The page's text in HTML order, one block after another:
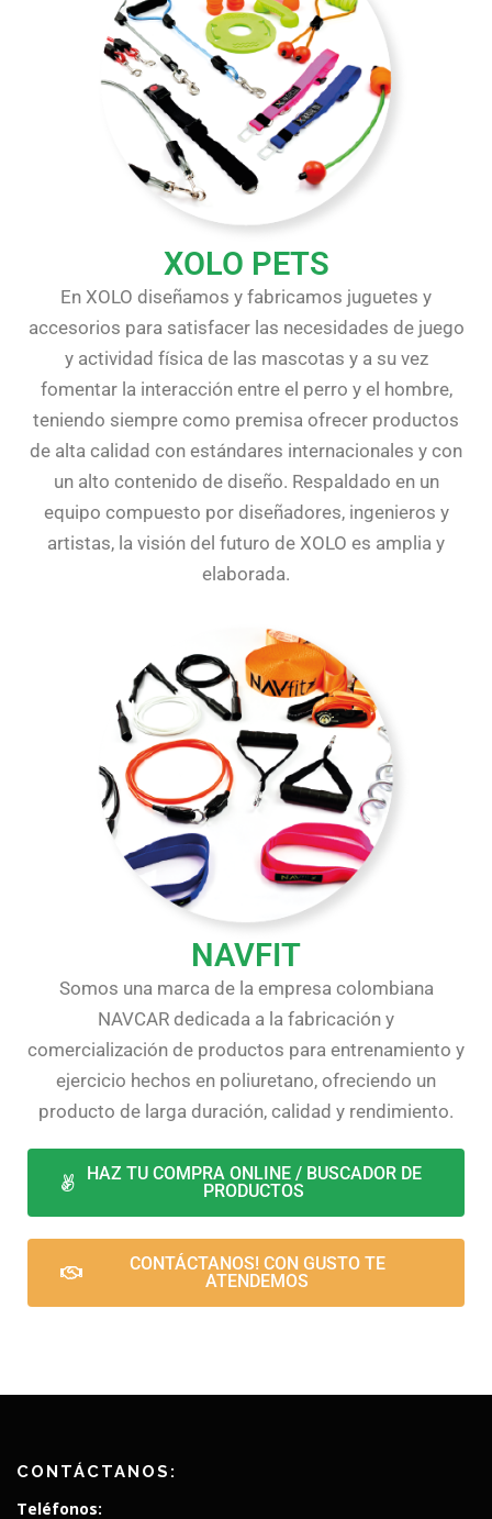
XOLO PETS
En XOLO diseñamos y fabricamos juguetes y
accesorios para satisfacer las necesidades de juego
y actividad física de las mascotas y a su vez
fomentar la interacción entre el perro y el hombre,
teniendo siempre como premisa ofrecer productos
de alta calidad con estándares internacionales y con
un alto contenido de diseño. Respaldado en un
equipo compuesto por diseñadores, ingenieros y
artistas, la visión del futuro de XOLO es amplia y
elaborada.
NAVFIT
Somos una marca de la empresa colombiana
NAVCAR dedicada a la fabricación y
comercialización de productos para entrenamiento y
ejercicio hechos en poliuretano, ofreciendo un
producto de larga duración, calidad y rendimiento.
HAZ TU COMPRA ONLINE / BUSCADOR DE
PRODUCTOS
CONTÁCTANOS! CON GUSTO TE
ATENDEMOS
CONTÁCTANOS:
Teléfonos: